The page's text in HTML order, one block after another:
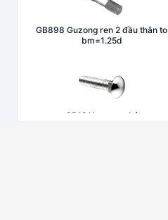
GB898 Guzong ren 2 đầu thân to
bm=1.25d
GB12 Xe ngựa nhỏ